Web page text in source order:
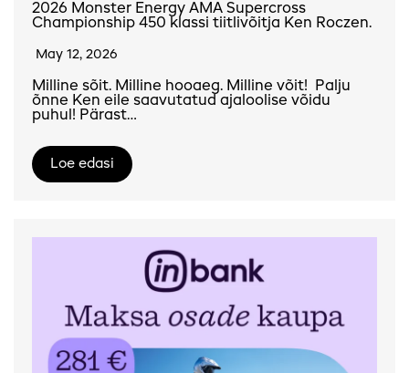
2026 Monster Energy AMA Supercross
Championship 450 klassi tiitlivõitja Ken Roczen.
May 12, 2026
Milline sõit. Milline hooaeg. Milline võit! Palju
õnne Ken eile saavutatud ajaloolise võidu
puhul! Pärast…
Loe edasi